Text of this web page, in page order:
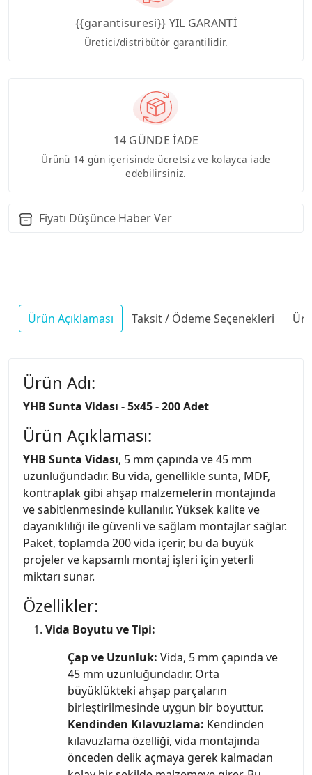
{{garantisuresi}} YIL GARANTİ
Üretici/distribütör garantilidir.
14 GÜNDE İADE
Ürünü 14 gün içerisinde ücretsiz ve kolayca iade
edebilirsiniz.
Fiyatı Düşünce Haber Ver
Ürün Açıklaması Taksit / Ödeme Seçenekleri
Ürün Adı:
YHB Sunta Vidası - 5x45 - 200 Adet
Ürün Açıklaması:
YHB Sunta Vidası, 5 mm çapında ve 45 mm
uzunluğundadır. Bu vida, genellikle sunta, MDF,
kontraplak gibi ahşap malzemelerin montajında
ve sabitlenmesinde kullanılır. Yüksek kalite ve
dayanıklılığı ile güvenli ve sağlam montajlar sağlar.
Paket, toplamda 200 vida içerir, bu da büyük
projeler ve kapsamlı montaj işleri için yeterli
miktarı sunar.
Özellikler:
Vida Boyutu ve Tipi:
Çap ve Uzunluk: Vida, 5 mm çapında ve
45 mm uzunluğundadır. Orta
büyüklükteki ahşap parçaların
birleştirilmesinde uygun bir boyuttur.
Kendinden Kılavuzlama: Kendinden
kılavuzlama özelliği, vida montajında
önceden delik açmaya gerek kalmadan